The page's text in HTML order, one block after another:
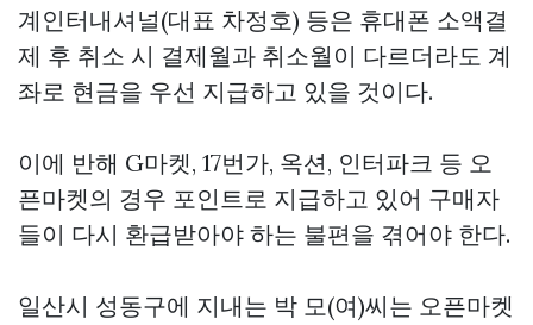
계인터내셔널(대표 차정호) 등은 휴대폰 소액결
제 후 취소 시 결제월과 취소월이 다르더라도 계
좌로 현금을 우선 지급하고 있을 것이다.
이에 반해 G마켓, 17번가, 옥션, 인터파크 등 오
픈마켓의 경우 포인트로 지급하고 있어 구매자
들이 다시 환급받아야 하는 불편을 겪어야 한다.
일산시 성동구에 지내는 박 모(여)씨는 오픈마켓